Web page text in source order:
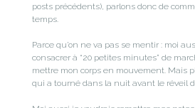
posts précédents), parlons donc de
temps.
Parce qu’on ne va pas se mentir : moi
consacrer à “20 petites minutes” de
mettre mon corps en mouvement. Mais
qui a tourné dans la nuit avant le réveil